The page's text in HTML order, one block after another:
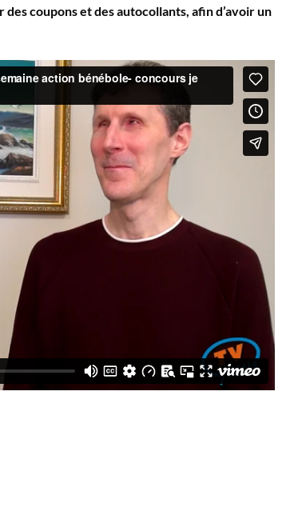
coupons et des autocollants, afin d’avoir un